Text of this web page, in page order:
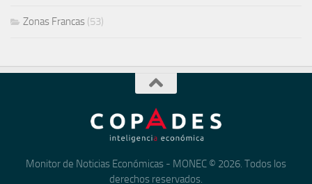
Zonas Francas (53)
Monitor de Noticias Económicas - MONEC © 2026. Todos los
derechos reservados.